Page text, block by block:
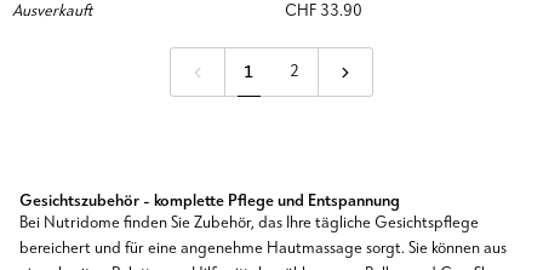
Power
Ausverkauft
Lidschatten
Schwellungen
CHF 33.90
1 2
Gesichtszubehör - komplette Pflege und Entspannung
Bei Nutridome finden Sie Zubehör, das Ihre tägliche Gesichtspflege
bereichert und für eine angenehme Hautmassage sorgt. Sie können aus